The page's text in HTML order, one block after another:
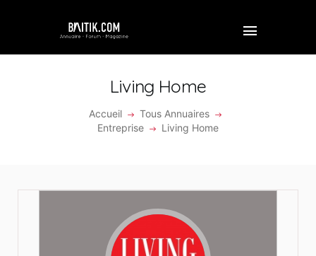
Living Home
Accueil
Tous Annuaires
Entreprise
Living Home
ACCUEIL
ENTREPRISE